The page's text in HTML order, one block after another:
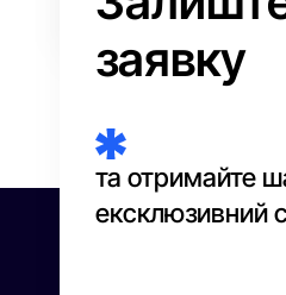
заявку
та отримайте
ексклюзивний